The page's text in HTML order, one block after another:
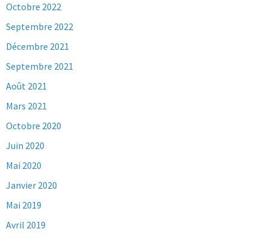
Octobre 2022
Septembre 2022
Décembre 2021
Septembre 2021
Août 2021
Mars 2021
Octobre 2020
Juin 2020
Mai 2020
Janvier 2020
Mai 2019
Avril 2019